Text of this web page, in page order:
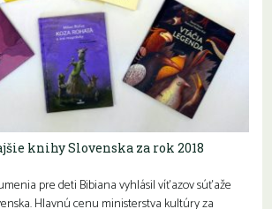
knihy Slovenska za rok 2018
pre deti Bibiana vyhlásil víťazov súťaže
Hlavnú cenu ministerstva kultúry za